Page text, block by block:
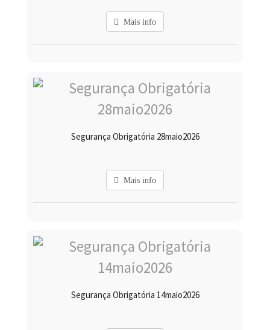
Mais info
Segurança Obrigatória 28maio2026
Mais info
Segurança Obrigatória 14maio2026